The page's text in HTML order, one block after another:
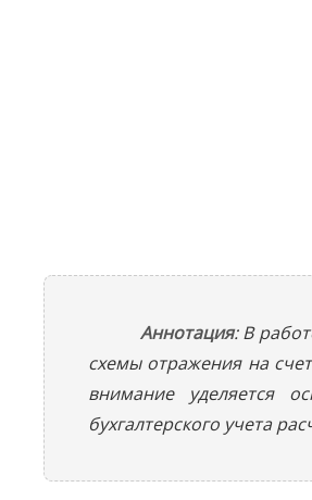
Аннотация: В
схемы отражения на
внимание уделяется
бухгалтерского учета